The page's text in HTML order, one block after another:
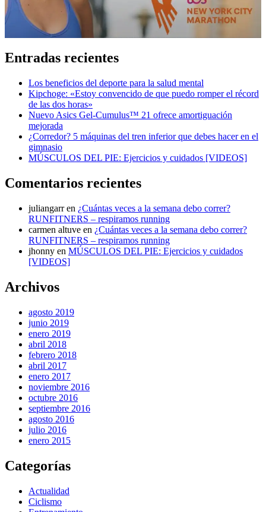
Entradas recientes
Los beneficios del deporte para la salud mental
Kipchoge: «Estoy convencido de que puedo romper el récord
de las dos horas»
Nuevo Asics Gel-Cumulus™ 21 ofrece amortiguación
mejorada
¿Corredor? 5 máquinas del tren inferior que debes hacer en el
gimnasio
MÚSCULOS DEL PIE: Ejercicios y cuidados [VIDEOS]
Comentarios recientes
juliangarren ¿Cuántas veces a la semana debo correr?
RUNFITNERS – respiramos running
carmen altuve en ¿Cuántas veces a la semana debo correr?
RUNFITNERS – respiramos running
jhonny en MÚSCULOS DEL PIE: Ejercicios y cuidados
[VIDEOS]
Archivos
agosto 2019
junio 2019
enero 2019
abril 2018
febrero 2018
abril 2017
enero 2017
noviembre 2016
octubre 2016
septiembre 2016
agosto 2016
julio 2016
enero 2015
Categorías
Actualidad
Ciclismo